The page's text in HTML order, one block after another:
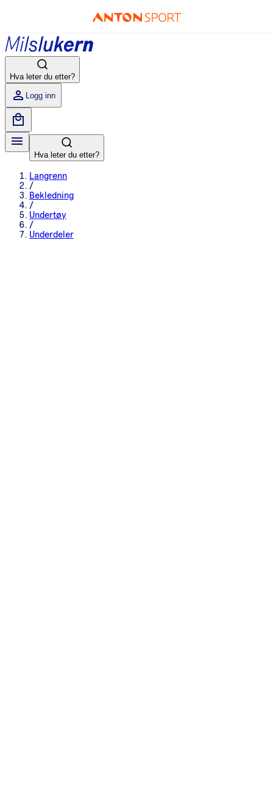
Hva leter du etter?
Logg inn
Hva leter du etter?
Langrenn
/
Bekledning
/
Undertøy
/
Underdeler